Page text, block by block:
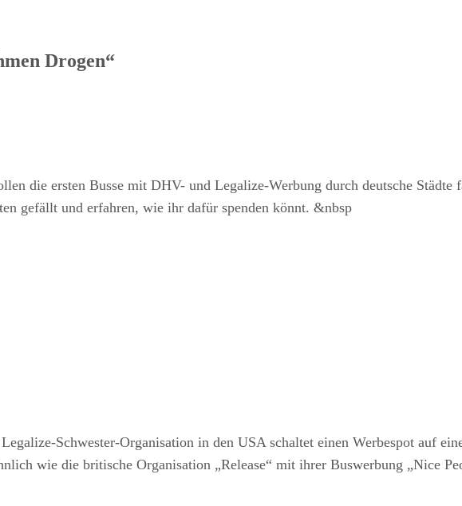
Drogen“
die ersten Busse mit DHV- und Legalize-Werbung durch deutsche
gefällt und erfahren, wie ihr dafür spenden könnt. &nbsp
Schwester-Organisation in den USA schaltet einen Werbespot auf
wie die britische Organisation „Release“ mit ihrer Buswerbung „Nice